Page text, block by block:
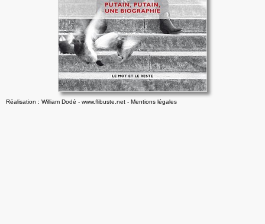
Réalisation : William Dodé - www.flibuste.net - Mentions légales